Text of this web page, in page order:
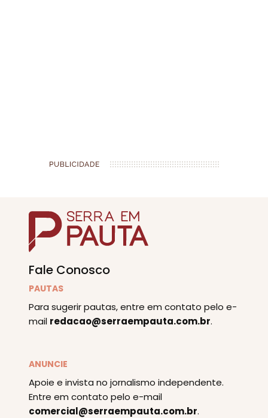
Fale Conosco
PAUTAS
Para sugerir pautas, entre em contato pelo e-
mail redacao@serraempauta.com.br.
ANUNCIE
Apoie e invista no jornalismo independente.
Entre em contato pelo e-mail
comercial@serraempauta.com.br.